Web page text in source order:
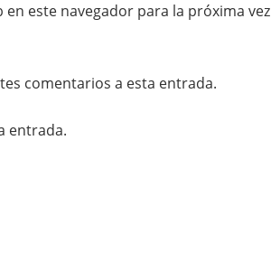
este navegador para la próxima vez
comentarios a esta entrada.
entrada.